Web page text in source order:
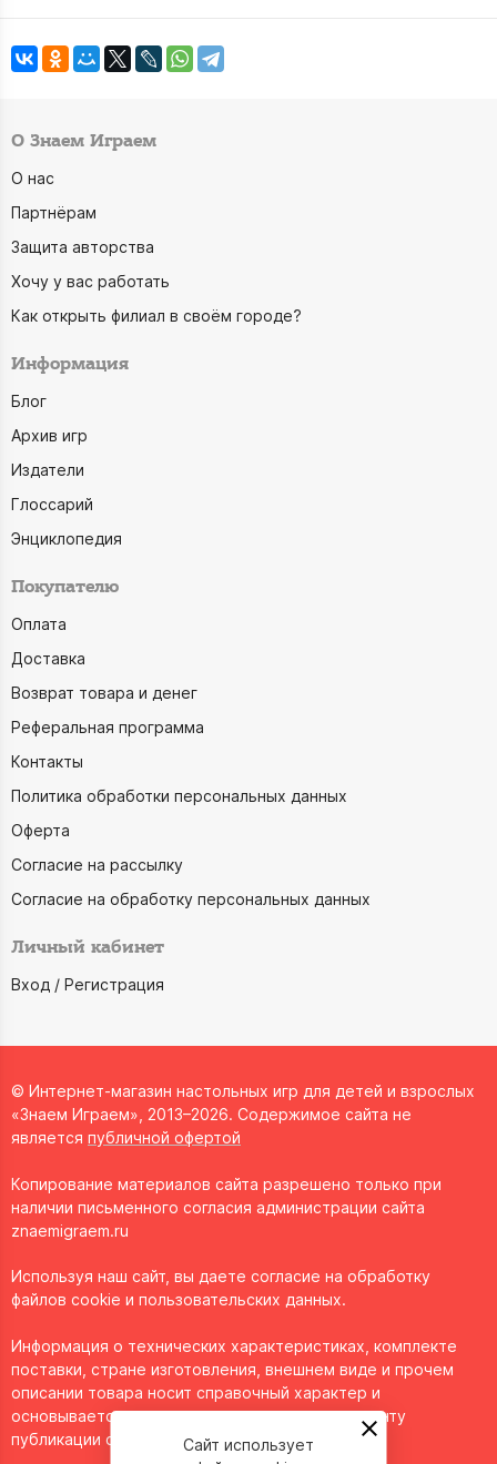
О Знаем Играем
О нас
Партнёрам
Защита авторства
Хочу у вас работать
Как открыть филиал в своём городе?
Информация
Блог
Архив игр
Издатели
Глоссарий
Энциклопедия
Покупателю
Оплата
Доставка
Возврат товара и денег
Реферальная программа
Контакты
Политика обработки персональных данных
Оферта
Согласие на рассылку
Согласие на обработку персональных данных
Личный кабинет
Вход / Регистрация
© Интернет-магазин настольных игр для детей и взрослых
«Знаем Играем», 2013–2026. Содержимое сайта не
является публичной офертой
Копирование материалов сайта разрешено только при
наличии письменного согласия администрации сайта
znaemigraem.ru
Используя наш сайт, вы даете согласие на обработку
файлов cookie и пользовательских данных.
Информация о технических характеристиках, комплекте
поставки, стране изготовления, внешнем виде и прочем
описании товара носит справочный характер и
основывается на последних доступных к моменту
публикации сведениях.Сайт использует